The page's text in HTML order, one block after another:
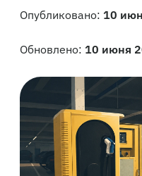
Опубликовано: 10
Обновлено: 10 июня